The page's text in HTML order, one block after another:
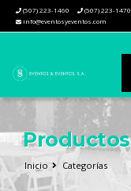
(507) 223-1460 (507) 223-1470
info@eventosyeventos.com
Productos
Inicio Categorías